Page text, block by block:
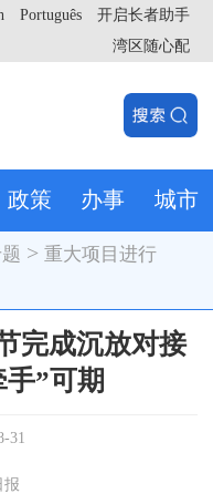
开启长者助手
Português
湾区随心配
政策 办事 城市
>重大项目进行
完成沉放对接
”可期
31
报